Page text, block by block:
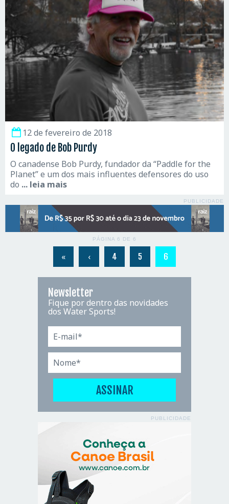
12 de fevereiro de 2018
O legado de Bob Purdy
O canadense Bob Purdy, fundador da “Paddle for the
Planet” e um dos mais influentes defensores do uso
do ... leia mais
PUBLICIDADE
PÁGINA 6 DE 6
« ‹ 4 5 6
Newsletter
Fique por dentro das novidades
dos Water Sports!
PUBLICIDADE